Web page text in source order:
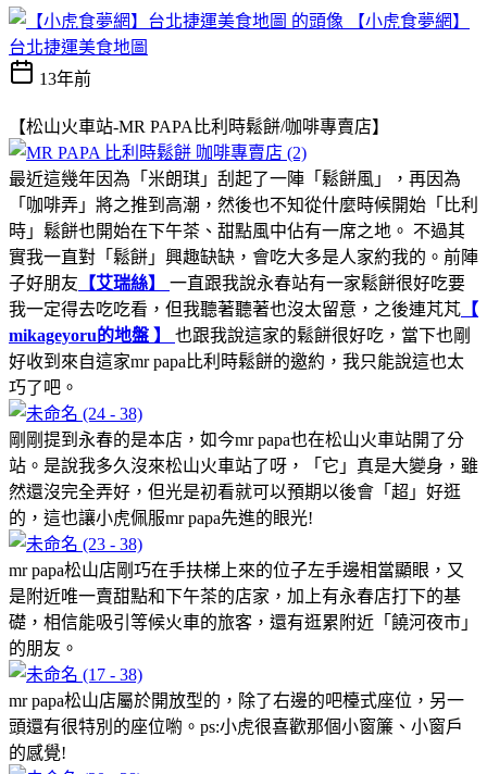
【小虎食夢網】
台北捷運美食地圖
13年前
【松山火車站-MR PAPA比利時鬆餅/咖啡專賣店】
最近這幾年因為「米朗琪」刮起了一陣「鬆餅風」，再因為
「咖啡弄」將之推到高潮，然後也不知從什麼時候開始「比利
時」鬆餅也開始在下午茶、甜點風中佔有一席之地。 不過其
實我一直對「鬆餅」興趣缺缺，會吃大多是人家約我的。前陣
子好朋友 【艾瑞絲】 一直跟我說永春站有一家鬆餅很好吃要
我一定得去吃吃看，但我聽著聽著也沒太留意，之後連芃芃 【
mikageyoru的地盤 】 也跟我說這家的鬆餅很好吃，當下也剛
好收到來自這家mr papa比利時鬆餅的邀約，我只能說這也太
巧了吧。
剛剛提到永春的是本店，如今mr papa也在松山火車站開了分
站。是說我多久沒來松山火車站了呀，「它」真是大變身，雖
然還沒完全弄好，但光是初看就可以預期以後會「超」好逛
的，這也讓小虎佩服mr papa先進的眼光!
mr papa松山店剛巧在手扶梯上來的位子左手邊相當顯眼，又
是附近唯一賣甜點和下午茶的店家，加上有永春店打下的基
礎，相信能吸引等候火車的旅客，還有逛累附近「饒河夜市」
的朋友。
mr papa松山店屬於開放型的，除了右邊的吧檯式座位，另一
頭還有很特別的座位喲。ps:小虎很喜歡那個小窗簾、小窗戶
的感覺!